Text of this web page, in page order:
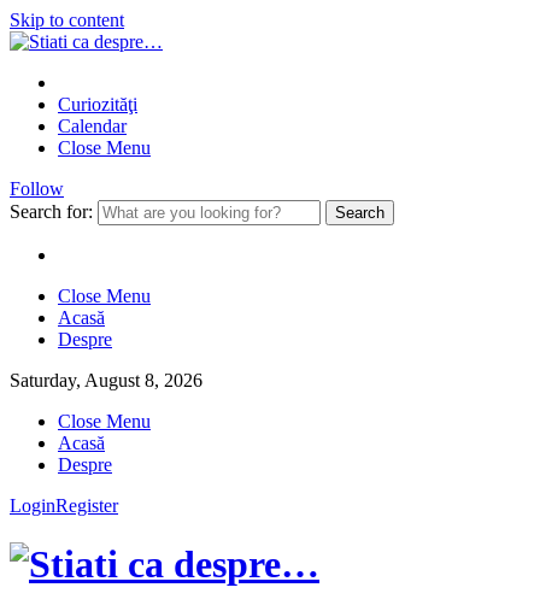
Skip to content
Curiozităţi
Calendar
Close Menu
Follow
Search for:
Close Menu
Acasă
Despre
Saturday, August 8, 2026
Close Menu
Acasă
Despre
LoginRegister